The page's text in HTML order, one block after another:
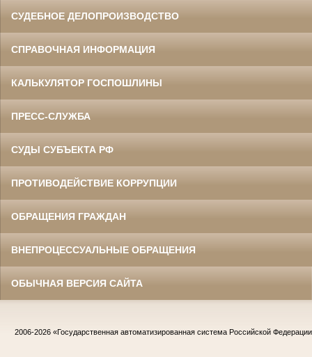
СУДЕБНОЕ ДЕЛОПРОИЗВОДСТВО
СПРАВОЧНАЯ ИНФОРМАЦИЯ
КАЛЬКУЛЯТОР ГОСПОШЛИНЫ
ПРЕСС-СЛУЖБА
СУДЫ СУБЪЕКТА РФ
ПРОТИВОДЕЙСТВИЕ КОРРУПЦИИ
ОБРАЩЕНИЯ ГРАЖДАН
ВНЕПРОЦЕССУАЛЬНЫЕ ОБРАЩЕНИЯ
ОБЫЧНАЯ ВЕРСИЯ САЙТА
2006-2026 «Государственная автоматизированная система Российской